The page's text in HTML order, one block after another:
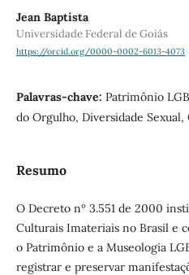
Jean Baptista
Universidade Federal de Goiás
https://orcid.org/0000-0002-6013-4073
Palavras-chave: Patrimônio
do Orgulho, Diversidade
Resumo
O Decreto nº 3.551 de 2000
Culturais Imateriais no Brasil e
o Patrimônio e a Museologia
registrar e preservar